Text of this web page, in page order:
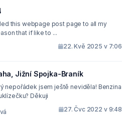
this webpage post page to all my
that if like to ...
22. Kvě 2025 v 7:06
Jižní Spojka-Braník
nepořádek jsem ještě neviděla! Benzina
Děkuji
27. Čvc 2022 v 9:48